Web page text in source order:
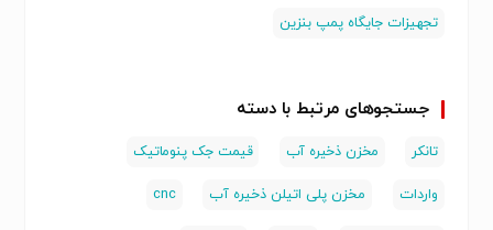
تجهیزات جایگاه پمپ بنزین
جستجوهای مرتبط با دسته
تانکر مخزن ذخیره آب قیمت جک پنوماتیک
واردات مخزن پلی اتیلن ذخیره آب cnc